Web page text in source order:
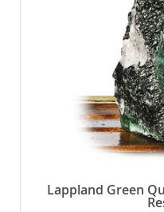
Lappland Green